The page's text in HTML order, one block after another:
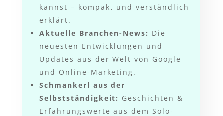
kannst – kompakt und verständlich
erklärt.
Aktuelle Branchen-News: Die
neuesten Entwicklungen und
Updates aus der Welt von Google
und Online-Marketing.
Schmankerl aus der
Selbstständigkeit: Geschichten &
Erfahrungswerte aus dem Solo-